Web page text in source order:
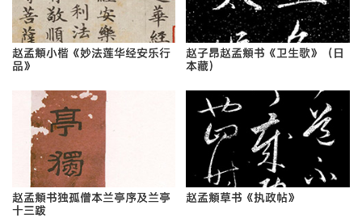
赵孟頫小楷《妙法莲华经安乐行
品》
赵子昂赵孟頫书《卫生歌》（日
本藏）
赵孟頫书独孤僧本兰亭序及兰亭
十三跋
赵孟頫草书《执政帖》